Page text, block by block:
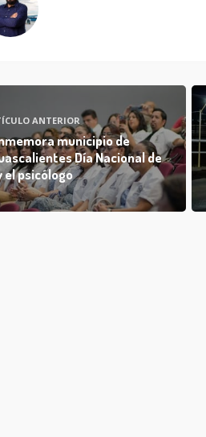
ANTERIOR
municipio de
Día Nacional de
el psicólogo